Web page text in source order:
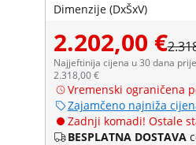
Dimenzije (DxŠxV)
2.202,00 €
Najjeftinija cijena u 30 dana
2.318,00 €
Vremenski ograničena
Zajamčeno najniža
Zadnji komadi! Ostale
BESPLATNA DOSTAVA